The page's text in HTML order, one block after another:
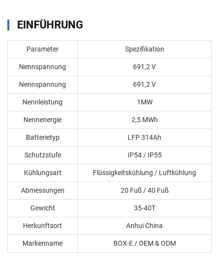
EINFÜHRUNG
Parameter Spezifikation
Nennspannung 691,2 V
Nennspannung 691,2 V
Nennleistung 1MW
Nennenergie 2,5 MWh
Batterietyp LFP 314Ah
Schutzstufe IP54 / IP55
Kühlungsart Flüssigkeitskühlung / Luftkühlung
Abmessungen 20 Fuß / 40 Fuß
Gewicht 35-40T
Herkunftsort Anhui China
Markenname BOX-E / OEM & ODM